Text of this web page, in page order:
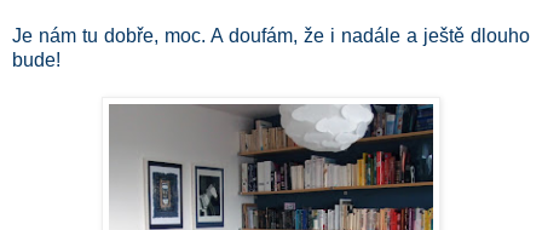
Je nám tu dobře, moc. A doufám, že i nadále a ještě dlouho
bude!